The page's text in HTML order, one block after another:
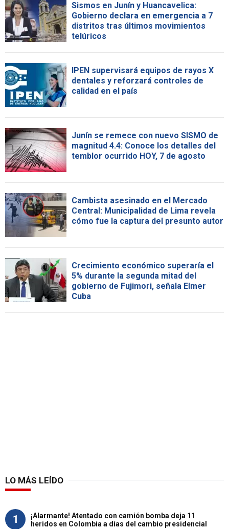
Sismos en Junín y Huancavelica:
Gobierno declara en emergencia a 7
distritos tras últimos movimientos
telúricos
IPEN supervisará equipos de rayos X
dentales y reforzará controles de
calidad en el país
Junín se remece con nuevo SISMO de
magnitud 4.4: Conoce los detalles del
temblor ocurrido HOY, 7 de agosto
Cambista asesinado en el Mercado
Central: Municipalidad de Lima revela
cómo fue la captura del presunto autor
Crecimiento económico superaría el
5% durante la segunda mitad del
gobierno de Fujimori, señala Elmer
Cuba
LO MÁS LEÍDO
1
¡Alarmante! Atentado con camión bomba deja 11
heridos en Colombia a días del cambio presidencial